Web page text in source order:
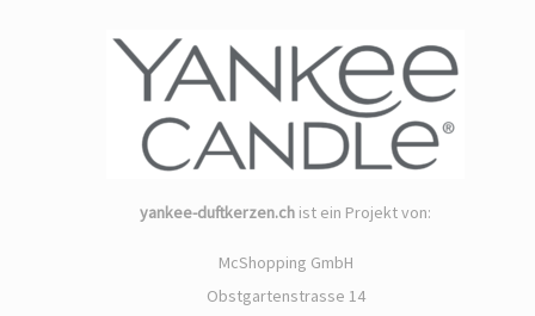
yankee-duftkerzen.ch ist ein Projekt von:
McShopping GmbH
Obstgartenstrasse 14